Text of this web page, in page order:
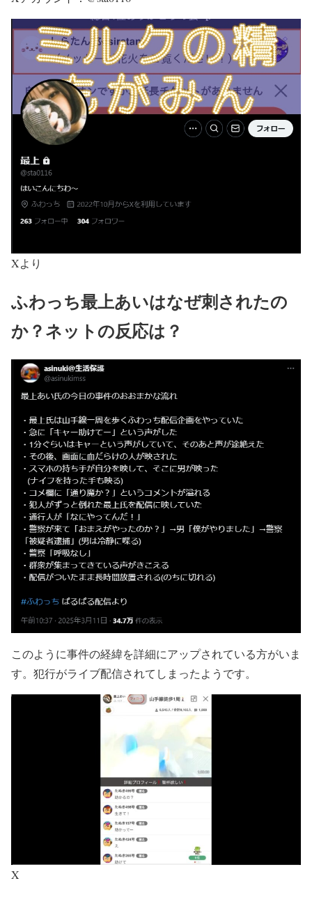
Xより
ふわっち最上あいはなぜ刺されたの
か？ネットの反応は？
このように事件の経緯を詳細にアップされている方がいま
す。犯行がライブ配信されてしまったようです。
X